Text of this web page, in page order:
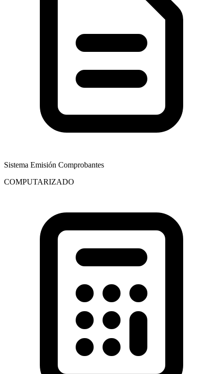
Sistema Emisión Comprobantes
COMPUTARIZADO